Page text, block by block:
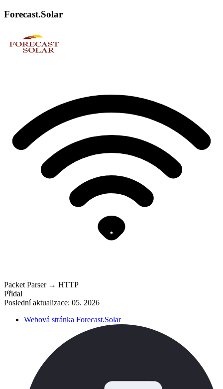
Forecast.Solar
Packet Parser → HTTP
Přidal
Poslední aktualizace: 05. 2026
Webová stránka Forecast.Solar